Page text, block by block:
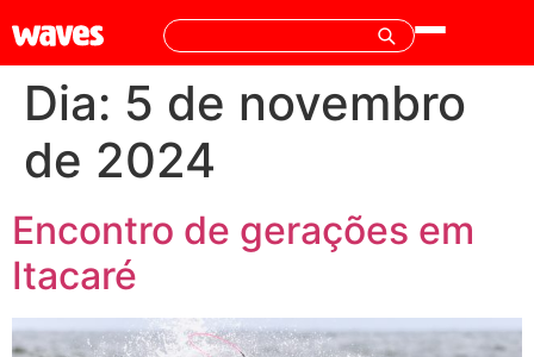
Dia: 5 de novembro
de 2024
Encontro de gerações em
Itacaré